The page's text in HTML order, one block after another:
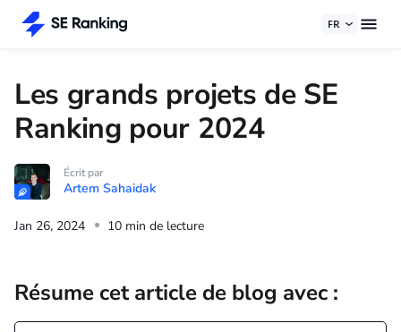
FR
Les grands projets de SE
Ranking pour 2024
Écrit par
Artem Sahaidak
Jan 26, 2024 10 min de lecture
Résume cet article de blog avec :